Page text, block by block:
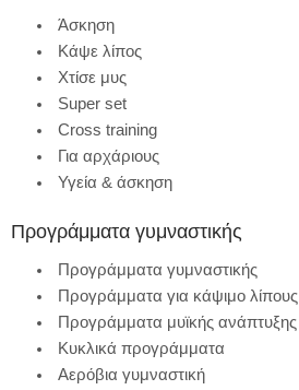
Άσκηση
Κάψε λίπος
Χτίσε μυς
Super set
Cross training
Για αρχάριους
Υγεία & άσκηση
Προγράμματα γυμναστικής
Προγράμματα γυμναστικής
Προγράμματα για κάψιμο λίπους
Προγράμματα μυϊκής ανάπτυξης
Κυκλικά προγράμματα
Αερόβια γυμναστική